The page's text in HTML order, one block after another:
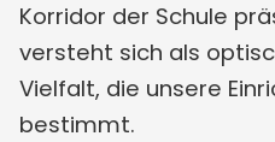
Korridor der Schule
versteht sich als
Vielfalt, die unsere
bestimmt.